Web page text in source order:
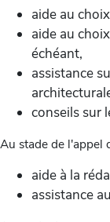
aide au
aide au
échéant,
assistance
conseils sur
Au stade de l'appel
aide à la
assistance